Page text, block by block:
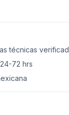
técnicas
72 hrs